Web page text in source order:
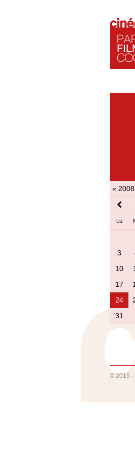
« 2008
Lu
3
10
17
24
31
© 2015 -